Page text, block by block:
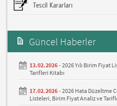
Tescil Kararları
Güncel Haberler
13.02.2026 -2026 Yılı Birim Fiyat
Tarifleri Kitabı
17.02.2026 -2026 Hata Düzeltme
Listeleri, Birim Fiyat Analiz ve